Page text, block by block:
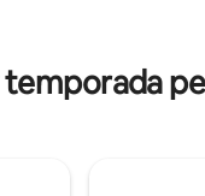
de sua própria
k-cup e micro-